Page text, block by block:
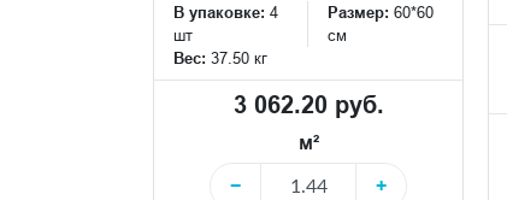
В упаковке: 4
шт
Размер: 60*60
см
Вес: 37.50 кг
3 062.20 руб.
м²
−
+